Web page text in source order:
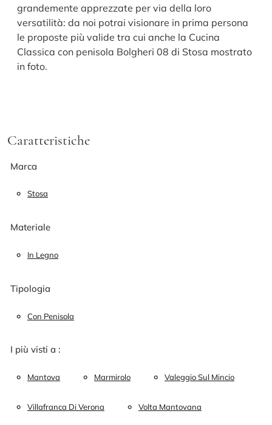
grandemente apprezzate per via della loro
versatilità: da noi potrai visionare in prima persona
le proposte più valide tra cui anche la Cucina
Classica con penisola Bolgheri 08 di Stosa mostrato
in foto.
Caratteristiche
Marca
Stosa
Materiale
In Legno
Tipologia
Con Penisola
I più visti a :
Mantova Marmirolo Valeggio Sul Mincio
Villafranca Di Verona Volta Mantovana